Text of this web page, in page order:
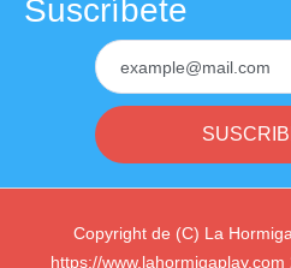
Suscríbete
Copyright de (C) La
https://